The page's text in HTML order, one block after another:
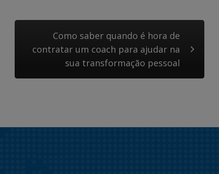
Como saber quando é hora de
contratar um coach para ajudar na
sua transformação pessoal